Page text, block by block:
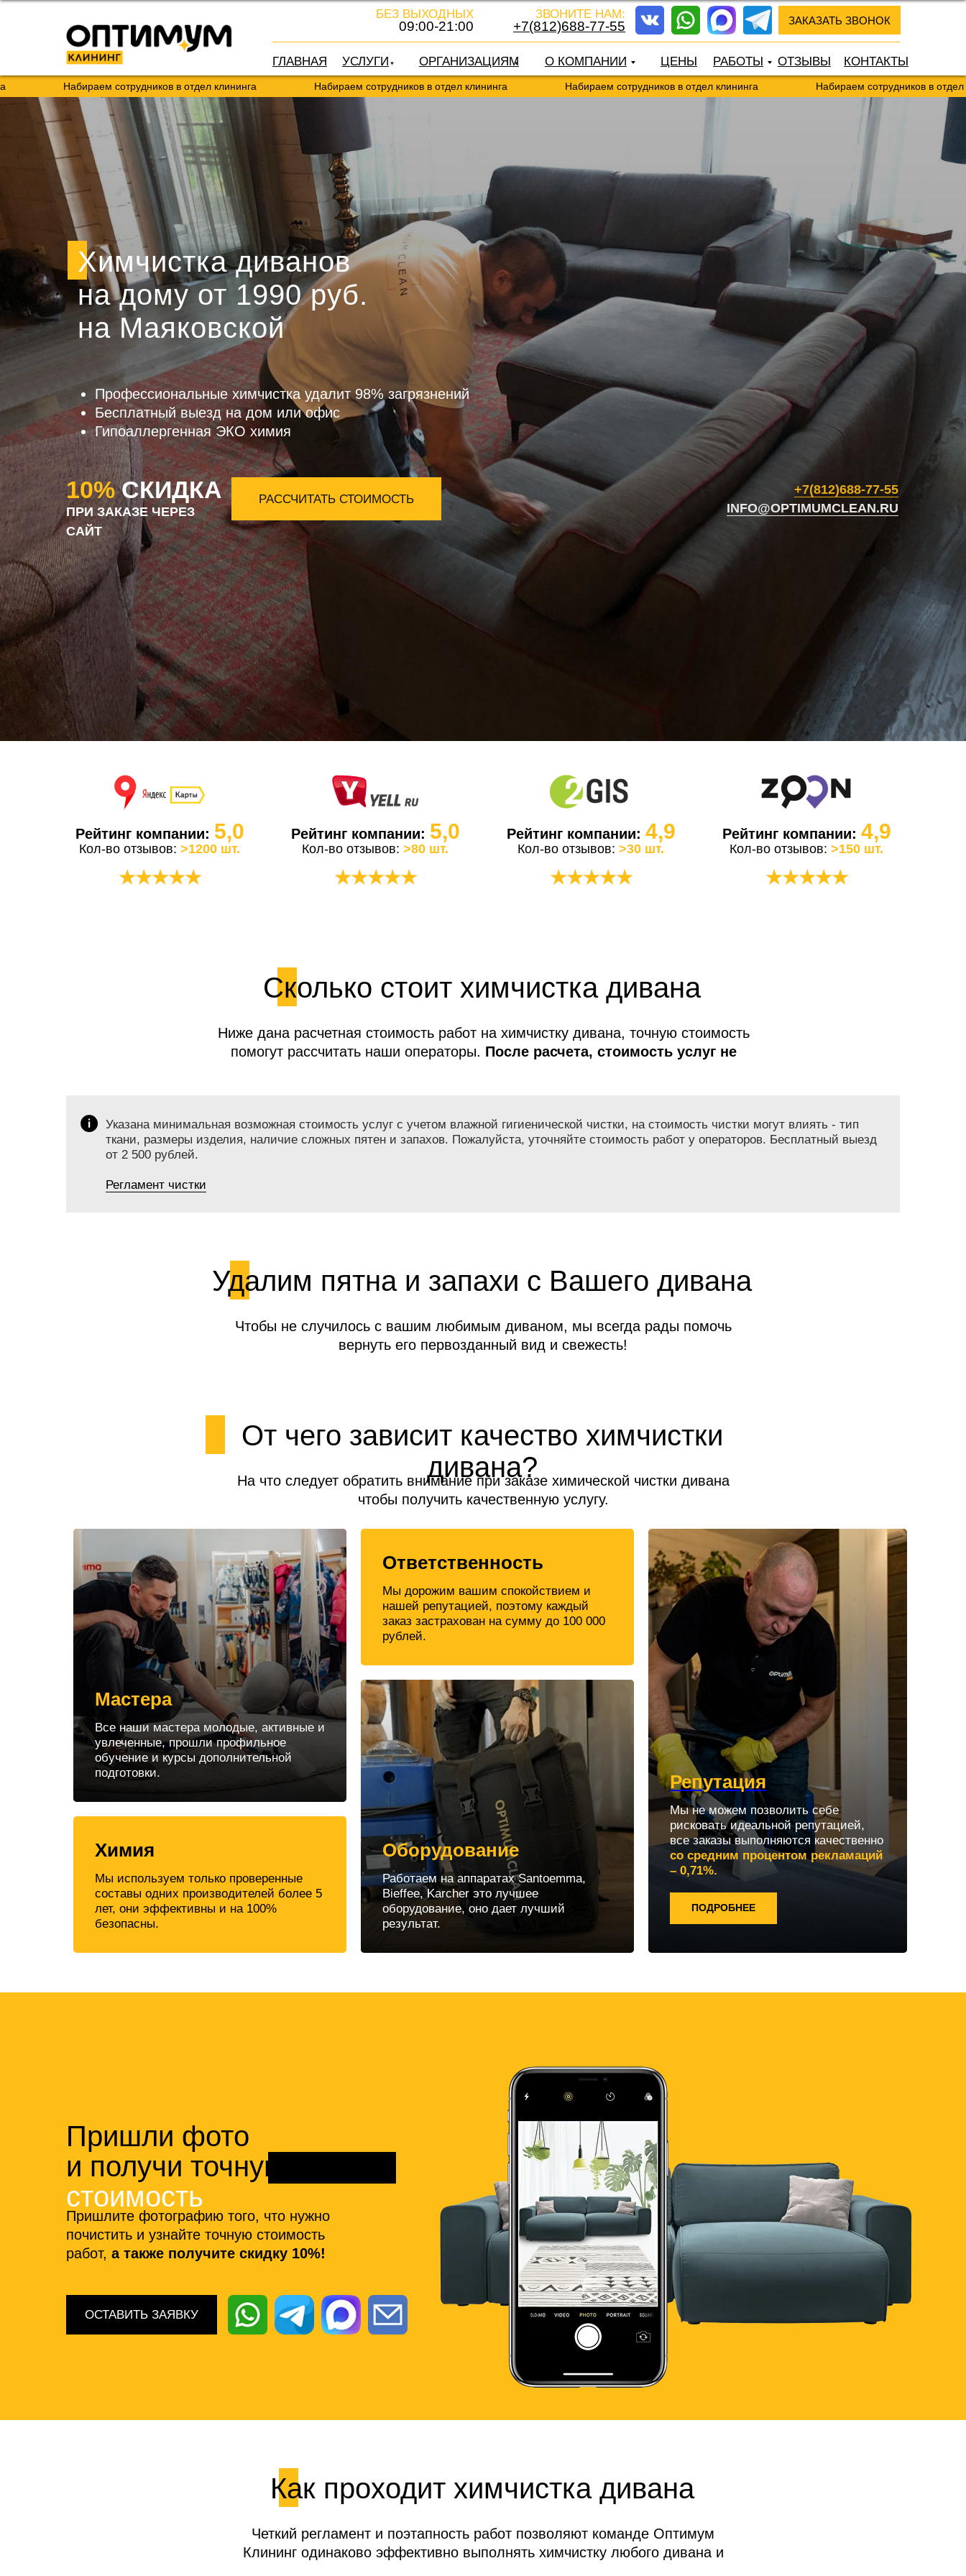
УСЛУГИ
ЗАКАЗАТЬ ЗВОНОК
ГЛАВНАЯ ОРГАНИЗАЦИЯМ ЦЕНЫ РАБОТЫ КОНТАКТЫ
О КОМПАНИИ ОТЗЫВЫ
ЗВОНИТЕ НАМ:
+7(812)688-77-55
БЕЗ ВЫХОДНЫХ
09:00-21:00
Набираем сотрудников в отдел клининга Набираем сотрудников в отдел клининга Набираем сотрудников в отдел клининга Набираем сотрудников в отдел клининга
Химчистка диванов
на дому от 1990 руб.
на Маяковской
РАССЧИТАТЬ СТОИМОСТЬ
ПРИ ЗАКАЗЕ ЧЕРЕЗ
САЙТ
Профессиональные химчистка удалит 98% загрязнений
Бесплатный выезд на дом или офис
Гипоаллергенная ЭКО химия
10%СКИДКА
+7(812)688-77-55
INFO@OPTIMUMCLEAN.RU
Рейтинг компании: 5,0
Кол-во отзывов: >1200 шт.
★★★★★
Рейтинг компании: 5,0
Кол-во отзывов: >80 шт.
★★★★★
Рейтинг компании: 4,9
Кол-во отзывов: >30 шт.
★★★★★
Рейтинг компании: 4,9
Кол-во отзывов: >150 шт.
★★★★★
Сколько стоит химчистка дивана
Ниже дана расчетная стоимость работ на химчистку дивана, точную стоимость
помогут рассчитать наши операторы. После расчета, стоимость услуг не
Указана минимальная возможная стоимость услуг с учетом влажной гигиенической чистки, на стоимость чистки могут влиять - тип
ткани, размеры изделия, наличие сложных пятен и запахов. Пожалуйста, уточняйте стоимость работ у операторов. Бесплатный выезд
от 2 500 рублей.
Регламент чистки
Удалим пятна и запахи с Вашего дивана
Чтобы не случилось с вашим любимым диваном, мы всегда рады помочь
вернуть его первозданный вид и свежесть!
От чего зависит качество химчистки
дивана?
На что следует обратить внимание при заказе химической чистки дивана
чтобы получить качественную услугу.
Мастера
Все наши мастера молодые, активные и
увлеченные, прошли профильное
обучение и курсы дополнительной
подготовки.
Химия
Мы используем только проверенные
составы одних производителей более 5
лет, они эффективны и на 100%
безопасны.
Ответственность
Мы дорожим вашим спокойствием и
нашей репутацией, поэтому каждый
заказ застрахован на сумму до 100 000
рублей.
Оборудование
Работаем на аппаратах Santoemma,
Bieffee, Karcher это лучшее
оборудование, оно дает лучший
результат.
Репутация
Мы не можем позволить себе
рисковать идеальной репутацией,
все заказы выполняются качественно
со средним процентом рекламаций
– 0,71%.
ПОДРОБНЕЕ
Пришлите фотографию того, что нужно
почистить и узнайте точную стоимость
работ, а также получите скидку 10%!
Пришли фото
и получи точную
стоимость
ОСТАВИТЬ ЗАЯВКУ
Как проходит химчистка дивана
Четкий регламент и поэтапность работ позволяют команде Оптимум
Клининг одинаково эффективно выполнять химчистку любого дивана и